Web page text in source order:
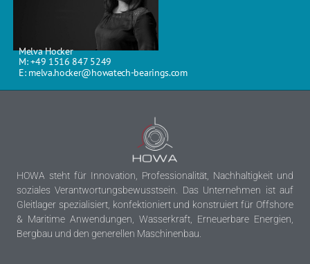
Melva Hocker
M: +49 1516 847 5249
E: melva.hocker@howatech-bearings.com
HOWA steht für Innovation, Professionalität, Nachhaltigkeit und
soziales Verantwortungsbewusstsein. Das Unternehmen ist auf
Gleitlager spezialisiert, konfektioniert und konstruiert für Offshore
& Maritime Anwendungen, Wasserkraft, Erneuerbare Energien,
Bergbau und den generellen Maschinenbau.